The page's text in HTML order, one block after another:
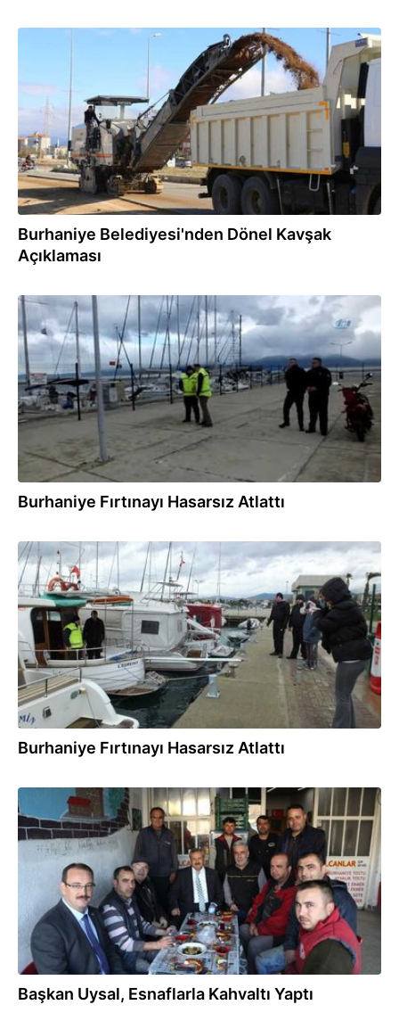
Burhaniye Belediyesi'nden Dönel Kavşak
Açıklaması
18.01.2018
Burhaniye Fırtınayı Hasarsız Atlattı
18.01.2018
Burhaniye Fırtınayı Hasarsız Atlattı
16.12.2017
Başkan Uysal, Esnaflarla Kahvaltı Yaptı